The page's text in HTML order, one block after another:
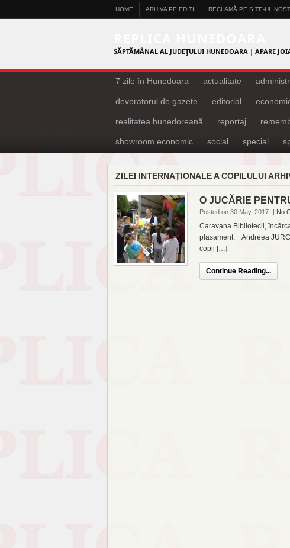
HOME ARHIVA PE EDIŢII RECLAMĂ PE SITE-UL
SĂPTĂMÂNAL AL JUDEŢULUI HUNEDOARA | APARE
7 zile în Hunedoara actualitate
devoratorul de gazete editorial
realitatea hunedoreană reportaj
showroom economic social special
ZILEI INTERNAȚIONALE A COPILULUI
O JUCĂRIE
Posted on 30 May, 2017 | No
Caravana Bibliotecii,
plasament. Andreea
copii […]
Continue Reading...